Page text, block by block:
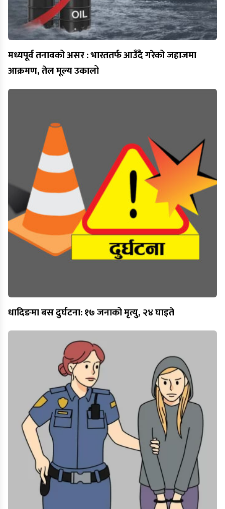
मध्यपूर्व तनावको असर : भारततर्फ आउँदै गरेको जहाजमा
आक्रमण, तेल मूल्य उकालो
धादिङमा बस दुर्घटना: १७ जनाको मृत्यु, २४ घाइते